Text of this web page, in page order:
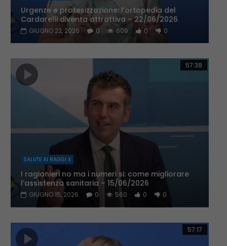
Urgenze e protesizzazione: l’ortopedia del
Cardarelli diventa attrattiva – 22/06/2026
GIUGNO 22, 2026 0 609 0 0
57:38
SALUTE AI RAGGI X
I ragionieri no ma i numeri si: come migliorare
l’assistenza sanitaria – 15/06/2026
GIUGNO 15, 2026 0 560 0 0
57:17